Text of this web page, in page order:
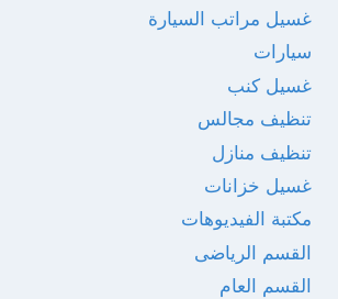
غسيل مراتب السيارة
سيارات
غسيل كنب
تنظيف مجالس
تنظيف منازل
غسيل خزانات
مكتبة الفيديوهات
القسم الرياضى
القسم العام